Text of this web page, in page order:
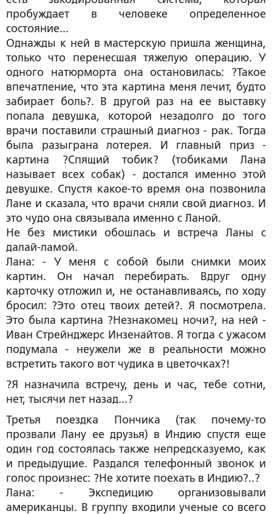
пробуждает в человеке определенное
состояние...
Однажды к ней в мастерскую пришла женщина,
только что перенесшая тяжелую операцию. У
одного натюрморта она остановилась: ?Такое
впечатление, что эта картина меня лечит, будто
забирает боль?. В другой раз на ее выставку
попала девушка, которой незадолго до того
врачи поставили страшный диагноз - рак. Тогда
была разыграна лотерея. И главный приз -
картина ?Спящий тобик? (тобиками Лана
называет всех собак) - достался именно этой
девушке. Спустя какое-то время она позвонила
Лане и сказала, что врачи сняли свой диагноз. И
это чудо она связывала именно с Ланой.
Не без мистики обошлась и встреча Ланы с
далай-ламой.
Лана: - У меня с собой были снимки моих
картин. Он начал перебирать. Вдруг одну
карточку отложил и, не останавливаясь, по ходу
бросил: ?Это отец твоих детей?. Я посмотрела.
Это была картина ?Незнакомец ночи?, на ней -
Иван Стрейнджерс Инзенайтов. Я тогда с ужасом
подумала - неужели же в реальности можно
встретить такого вот чудика в цветочках?!
?Я назначила встречу, день и час, тебе сотни,
нет, тысячи лет назад...?
Третья поездка Пончика (так почему-то
прозвали Лану ее друзья) в Индию спустя еще
один год состоялась также непредсказуемо, как
и предыдущие. Раздался телефонный звонок и
голос произнес: ?Не хотите поехать в Индию?..?
Лана: - Экспедицию организовывали
американцы. В группу входили ученые со всего